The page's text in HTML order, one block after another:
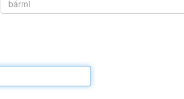
bármi